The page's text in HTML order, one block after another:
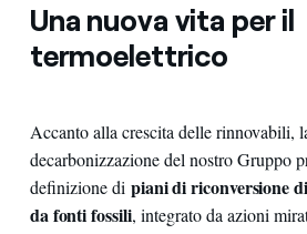
Una nuova vita per il
termoelettrico
Accanto alla crescita delle rinnovabili,
decarbonizzazione del nostro Gruppo
definizione di piani di riconversione
da fonti fossili, integrato da azioni